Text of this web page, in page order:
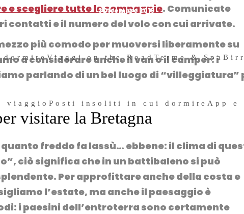
3 Dicembre 2019
Viaggi on the RoadTerme & Spa
viaggio Posti insoliti in cui dormire App e
e scegliere tutte le compagnie. Comunicate
contatti e il numero del volo con cui arrivate.
più comodo per muoversi liberamente su
a considerare anche il van o il camper: i
parlando di un bel luogo di “villeggiatura”
visitare la Bretagna
freddo fa lassù… ebbene: il clima di
ciò significa che in un battibaleno si può
Per approfittare anche della costa e
l’estate, ma anche il paesaggio è
i paesini dell’entroterra sono certamente